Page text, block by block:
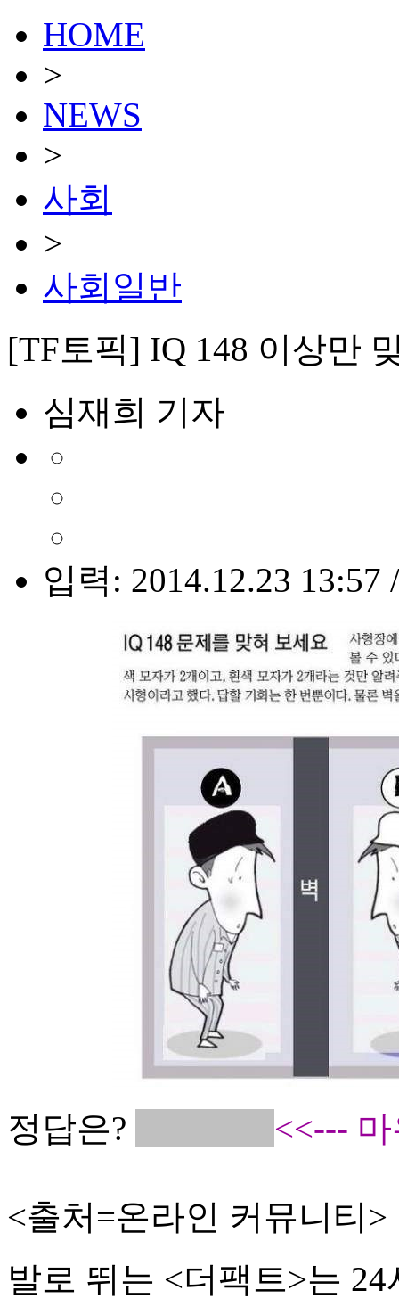
HOME
>
NEWS
>
사회
>
사회일반
[TF토픽] IQ 148 이상만
심재희 기자
입력: 2014.12.23 13:57
정답은? <<---
<출처=온라인 커뮤니티>
발로 뛰는 <더팩트>는